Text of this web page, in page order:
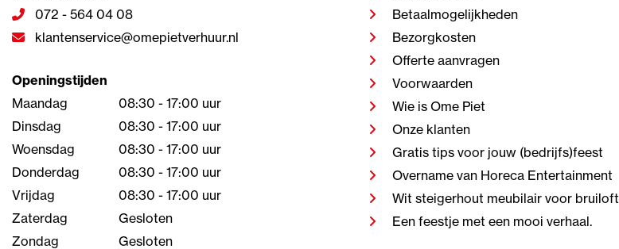
072 - 564 04 08
klantenservice@omepietverhuur.nl
Openingstijden
Maandag
08:30 - 17:00 uur
Dinsdag
08:30 - 17:00 uur
Woensdag
08:30 - 17:00 uur
Donderdag
08:30 - 17:00 uur
Vrijdag
08:30 - 17:00 uur
Zaterdag
Gesloten
Zondag
Gesloten
Betaalmogelijkheden
Bezorgkosten
Offerte aanvragen
Voorwaarden
Wie is Ome Piet
Onze klanten
Gratis tips voor jouw (bedrijfs)feest
Overname van Horeca Entertainment
Wit steigerhout meubilair voor bruiloft
Een feestje met een mooi verhaal.